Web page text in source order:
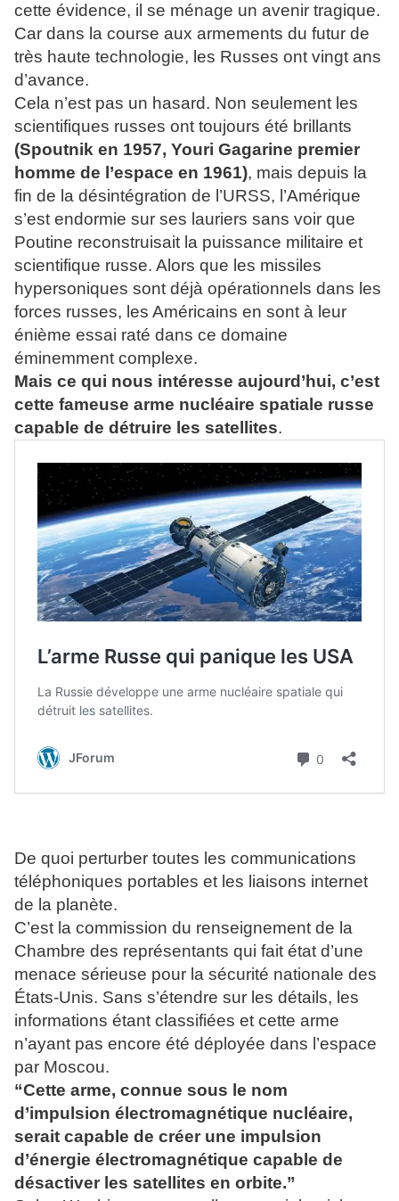
cette évidence, il se ménage un avenir tragique.
Car dans la course aux armements du futur de
très haute technologie, les Russes ont vingt ans
d’avance.
Cela n’est pas un hasard. Non seulement les
scientifiques russes ont toujours été brillants
(Spoutnik en 1957, Youri Gagarine premier
homme de l’espace en 1961), mais depuis la
fin de la désintégration de l’URSS, l’Amérique
s’est endormie sur ses lauriers sans voir que
Poutine reconstruisait la puissance militaire et
scientifique russe. Alors que les missiles
hypersoniques sont déjà opérationnels dans les
forces russes, les Américains en sont à leur
énième essai raté dans ce domaine
éminemment complexe.
Mais ce qui nous intéresse aujourd’hui, c’est
cette fameuse arme nucléaire spatiale russe
capable de détruire les satellites.
De quoi perturber toutes les communications
téléphoniques portables et les liaisons internet
de la planète.
C’est la commission du renseignement de la
Chambre des représentants qui fait état d’une
menace sérieuse pour la sécurité nationale des
États-Unis. Sans s’étendre sur les détails, les
informations étant classifiées et cette arme
n’ayant pas encore été déployée dans l’espace
par Moscou.
“Cette arme, connue sous le nom
d’impulsion électromagnétique nucléaire,
serait capable de créer une impulsion
d’énergie électromagnétique capable de
désactiver les satellites en orbite.”